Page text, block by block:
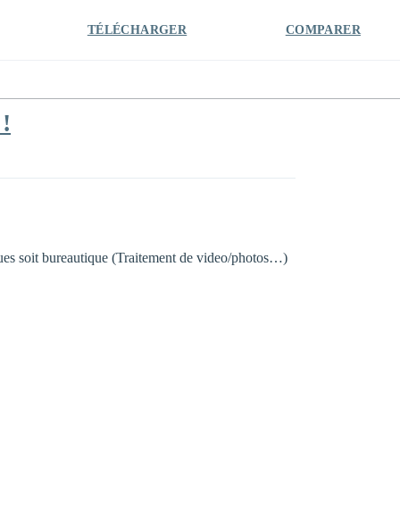
TÉLÉCHARGER COMPARER
soit bureautique (Traitement de video/photos…)